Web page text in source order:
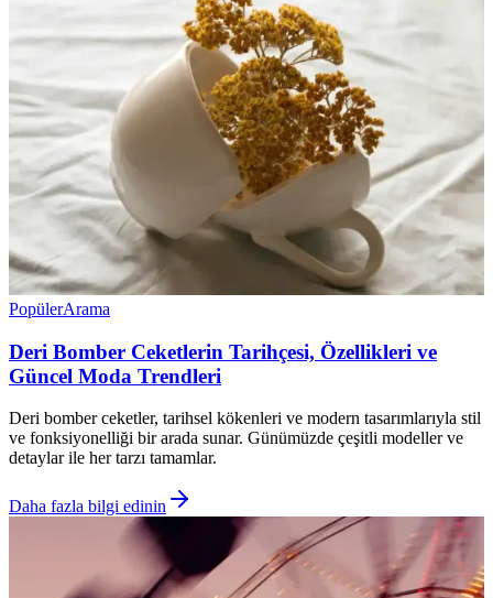
PopülerArama
Deri Bomber Ceketlerin Tarihçesi, Özellikleri ve
Güncel Moda Trendleri
Deri bomber ceketler, tarihsel kökenleri ve modern tasarımlarıyla stil
ve fonksiyonelliği bir arada sunar. Günümüzde çeşitli modeller ve
detaylar ile her tarzı tamamlar.
Daha fazla bilgi edinin